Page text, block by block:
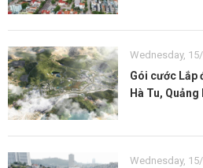
Wednesday,
Gói cước Lắp
Hà Tu, Quảng
Wednesday,